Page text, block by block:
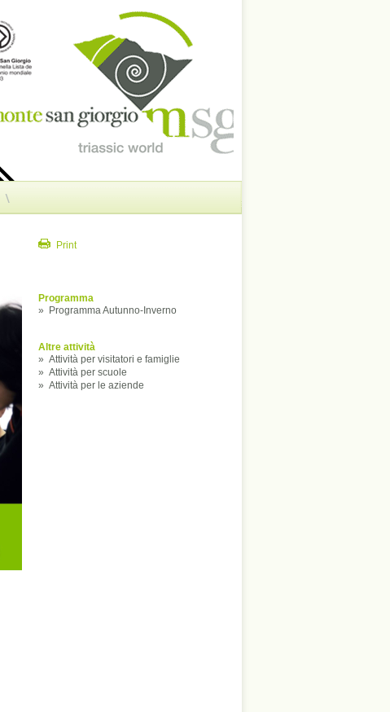
\
Print
Programma
»
Programma Autunno-Inverno
Altre attività
» Attività per visitatori e famiglie
» Attività per scuole
» Attività per le aziende